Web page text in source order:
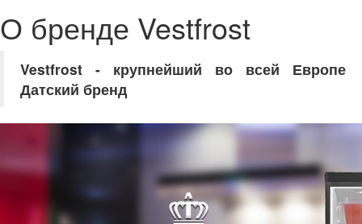
О бренде Vestfrost
Vestfrost - крупнейший во всей Европе
Датский бренд